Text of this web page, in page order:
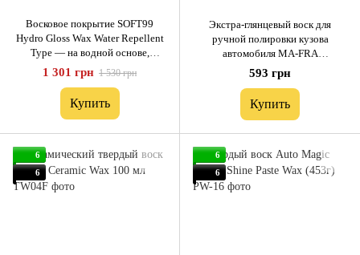
Восковое покрытие SOFT99
Hydro Gloss Wax Water Repellent
Type — на водной основе,
водоотталкивание
1 301 грн 1 530 грн
Купить
Экстра-глянцевый воск для
ручной полировки кузова
автомобиля MA-FRA
METALCREM
593 грн
Купить
6
6
6
6